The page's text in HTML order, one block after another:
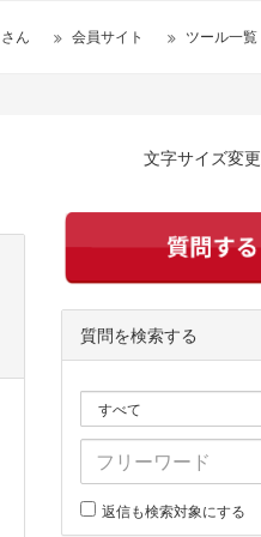
さん 会員サイト ツール一覧
文字サイズ変更
質問を検索する
返信も検索対象にする